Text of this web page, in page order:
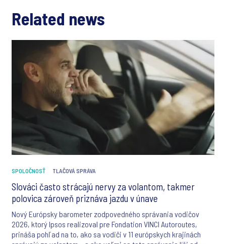
Related news
SPOLOČNOSŤ TLAČOVÁ SPRÁVA
Slováci často strácajú nervy za volantom, takmer
polovica zároveň priznáva jazdu v únave
Nový Európsky barometer zodpovedného správania vodičov
2026, ktorý Ipsos realizoval pre Fondation VINCI Autoroutes,
prináša pohľad na to, ako sa vodiči v 11 európskych krajinách